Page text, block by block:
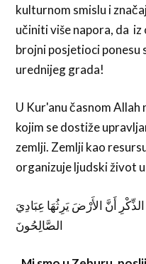
kulturnom smislu i
učiniti više napora, da
brojni posjetioci ponesu
urednijeg grada!
U Kur'anu časnom Allah
kojim se dostiže
zemlji. Zemlji kao
organizuje ljudski život
أَنَّ الأَرْضَ يَرِثُهَا عِبَادِيَ
الصَّالِحُونَ